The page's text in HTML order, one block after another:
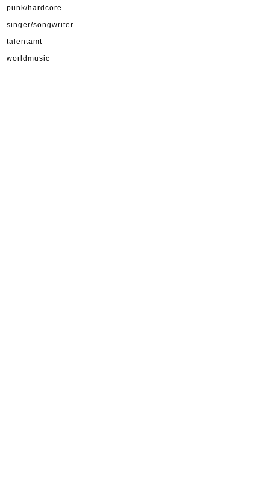
punk/hardcore
singer/songwriter
talentamt
worldmusic